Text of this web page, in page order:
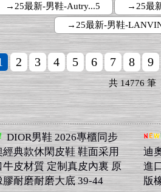
→25最新-男鞋-Autry...5 →25最
→25最新-男鞋-
2 3 4 5 6 7 8 9
共 14776筆
DIOR男鞋 2026專櫃同步
經典款休閑皮鞋 鞋面采用
牛皮材質 定制真皮內裏 原
膠耐磨耐磨大底 39-44
迪
進
版